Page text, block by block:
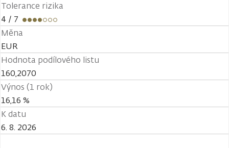
Tolerance rizika
4 / 7
Měna
EUR
Hodnota podílového listu
160,2070
Výnos (1 rok)
16,16 %
K datu
6. 8. 2026